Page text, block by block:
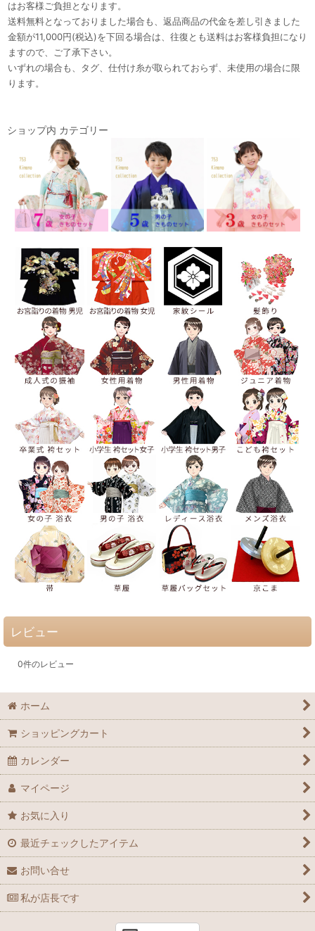
はお客様ご負担となります。
送料無料となっておりました場合も、返品商品の代金を差し引きました
金額が11,000円(税込)を下回る場合は、往復とも送料はお客様負担になり
ますので、ご了承下さい。
いずれの場合も、タグ、仕付け糸が取られておらず、未使用の場合に限
ります。
ショップ内 カテゴリー
レビュー
0件のレビュー
ホーム
ショッピングカート
カレンダー
マイページ
お気に入り
最近チェックしたアイテム
お問い合せ
私が店長です